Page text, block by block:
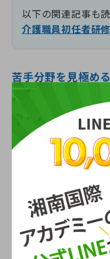
以下の関連記事も
介護職員初任者研
苦手分野を見極め
間違えた問題は記録
いようにすることが
ほど、早めに集中し
理解が進んだ箇所は
体験を積み重ねると
やすくなります。バ
ょう。